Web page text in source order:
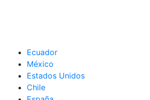
Ecuador
México
Estados Unidos
Chile